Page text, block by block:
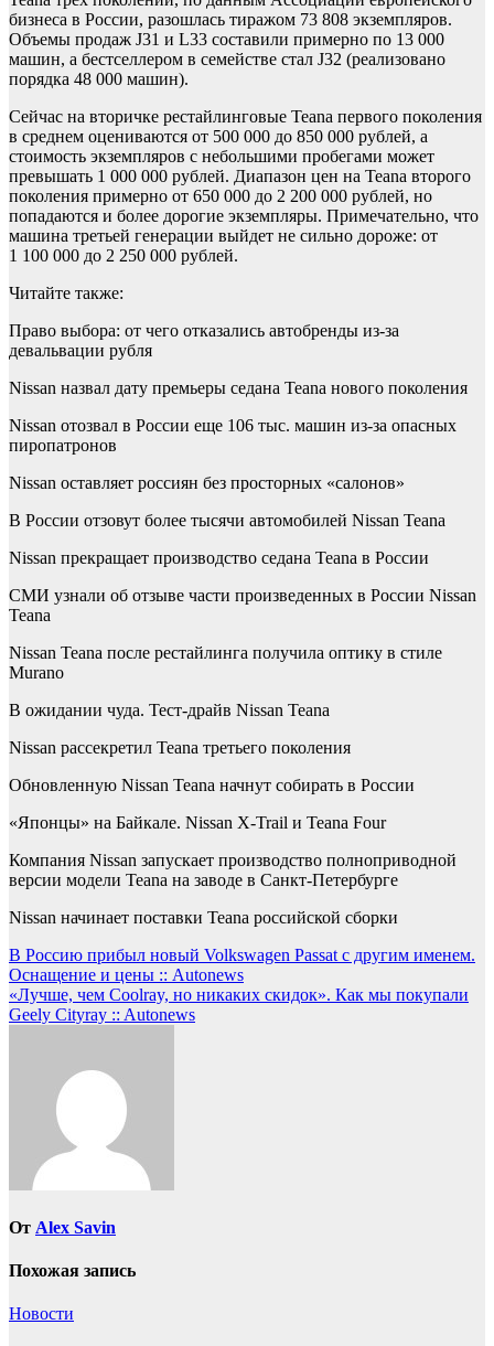
бизнеса в России, разошлась тиражом 73 808 экземпляров.
Объемы продаж J31 и L33 составили примерно по 13 000
машин, а бестселлером в семействе стал J32 (реализовано
порядка 48 000 машин).
Сейчас на вторичке рестайлинговые Teana первого поколения
в среднем оцениваются от 500 000 до 850 000 рублей, а
стоимость экземпляров с небольшими пробегами может
превышать 1 000 000 рублей. Диапазон цен на Teana второго
поколения примерно от 650 000 до 2 200 000 рублей, но
попадаются и более дорогие экземпляры. Примечательно, что
машина третьей генерации выйдет не сильно дороже: от
1 100 000 до 2 250 000 рублей.
Читайте также:
Право выбора: от чего отказались автобренды из-за
девальвации рубля
Nissan назвал дату премьеры седана Teana нового поколения
Nissan отозвал в России еще 106 тыс. машин из-за опасных
пиропатронов
Nissan оставляет россиян без просторных «салонов»
В России отзовут более тысячи автомобилей Nissan Teana
Nissan прекращает производство седана Teana в России
СМИ узнали об отзыве части произведенных в России Nissan
Teana
Nissan Teana после рестайлинга получила оптику в стиле
Murano
В ожидании чуда. Тест-драйв Nissan Teana
Nissan рассекретил Teana третьего поколения
Обновленную Nissan Teana начнут собирать в России
«Японцы» на Байкале. Nissan X-Trail и Teana Four
Компания Nissan запускает производство полноприводной
версии модели Teana на заводе в Санкт-Петербурге
Nissan начинает поставки Teana российской сборки
Навигация
по
записям
В Россию прибыл новый Volkswagen Passat с другим именем.
Оснащение и цены :: Autonews
«Лучше, чем Coolray, но никаких скидок». Как мы покупали
Geely Cityray :: Autonews
От Alex Savin
Похожая запись
Новости